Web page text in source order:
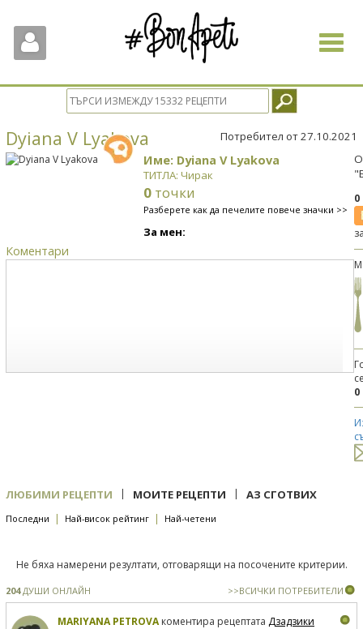
Toggle
Dyiana V Lyakova Потребител от 27.10.2021
Име: Dyiana V Lyakova
ТИТЛА: Чирак
0 точки
Разберете как да печелите повече значки >>
За мен:
Коментари
0
ЛЮБИМИ РЕЦЕПТИ | МОИТЕ РЕЦЕПТИ | АЗ СГОТВИХ
Последни | Най-висок рейтинг | Най-четени
Не бяха намерени резултати, отговарящи на посочените критерии.
204ДУШИ ОНЛАЙН >>ВСИЧКИ ПОТРЕБИТЕЛИ
MARIYANA PETROVAкоментира рецептата Дзадзики